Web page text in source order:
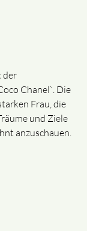
der
Chanel`. Die
Frau, die
und Ziele
anzuschauen.